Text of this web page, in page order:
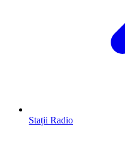
Stații Radio